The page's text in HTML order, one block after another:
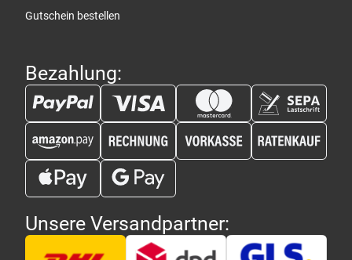
Gutschein bestellen
Bezahlung:
Unsere Versandpartner: